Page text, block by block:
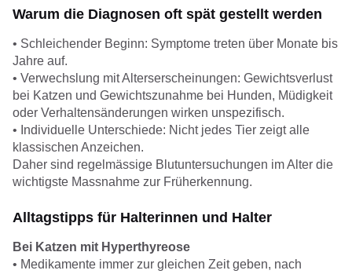
Warum die Diagnosen oft spät gestellt werden
• Schleichender Beginn: Symptome treten über Monate bis
Jahre auf.
• Verwechslung mit Alterserscheinungen: Gewichtsverlust
bei Katzen und Gewichtszunahme bei Hunden, Müdigkeit
oder Verhaltensänderungen wirken unspezifisch.
• Individuelle Unterschiede: Nicht jedes Tier zeigt alle
klassischen Anzeichen.
Daher sind regelmässige Blutuntersuchungen im Alter die
wichtigste Massnahme zur Früherkennung.
Alltagstipps für Halterinnen und Halter
Bei Katzen mit Hyperthyreose
• Medikamente immer zur gleichen Zeit geben, nach